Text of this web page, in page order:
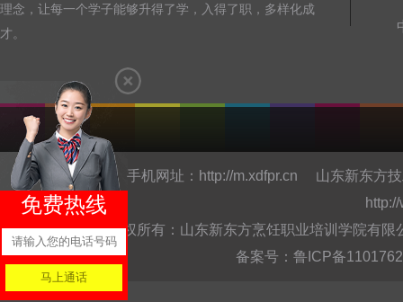
理念，让每一个学子能够升得了学，入得了职，多样化成
才。
手机网址： http://m.xdfpr.cn 山东新东方技
版权所有：山东新东方烹饪职业培训学院有
备案号： 鲁ICP备
免费热线